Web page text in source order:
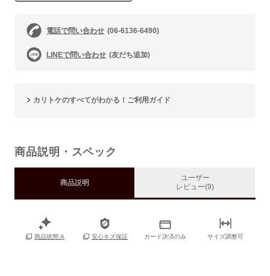
電話で問い合わせ (06-6136-6490)
LINEで問い合わせ (友だち追加)
カリトケのすべてがわかる！ご利用ガイド
商品説明・スペック
商品説明
ユーザー
レビュー(9)
商品状態:A 安心キズ保証 カード決済のみ サイズ調整可